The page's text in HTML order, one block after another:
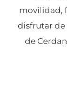
movilidad,
disfrutar de
de